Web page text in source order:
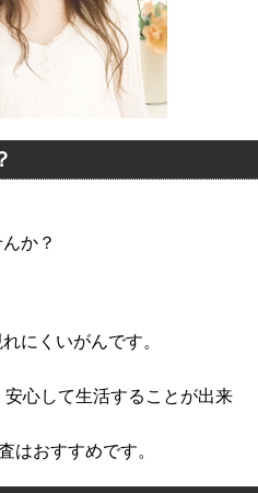
か？
にくいがんです。
心して生活することが出来
はおすすめです。